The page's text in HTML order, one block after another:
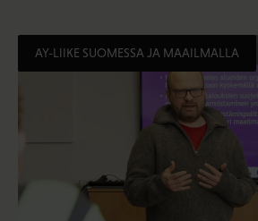
AY-LIIKE SUOMESSA JA MAAILMALLA